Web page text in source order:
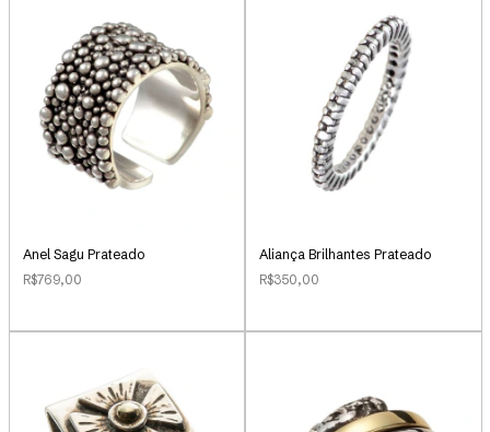
Anel Sagu Prateado
R$769,00
Aliança Brilhantes Prateado
R$350,00